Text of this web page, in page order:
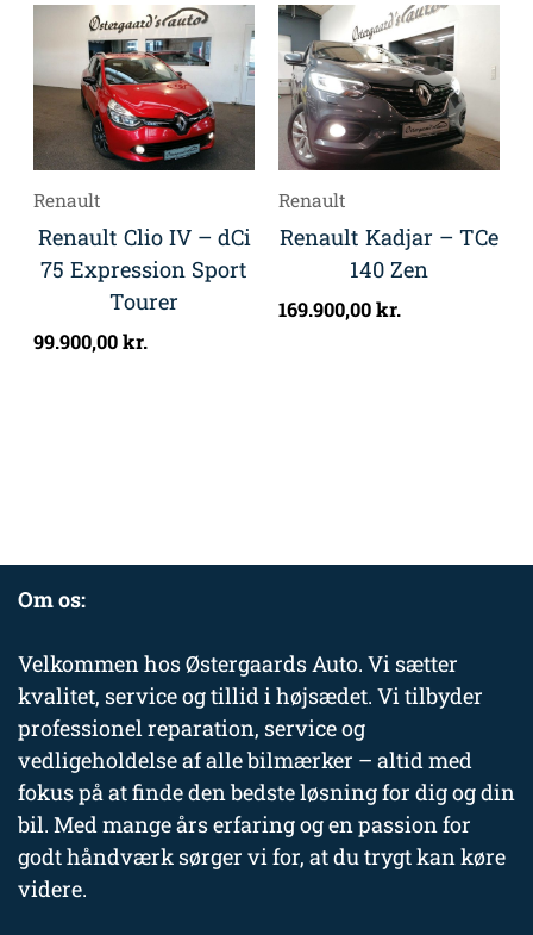
Renault
Renault Clio IV – dCi
75 Expression Sport
Tourer
99.900,00kr.
Renault
Renault Kadjar – TCe
140 Zen
169.900,00kr.
Om os:
Velkommen hos Østergaards Auto. Vi sætter
kvalitet, service og tillid i højsædet. Vi tilbyder
professionel reparation, service og
vedligeholdelse af alle bilmærker – altid med
fokus på at finde den bedste løsning for dig og din
bil. Med mange års erfaring og en passion for
godt håndværk sørger vi for, at du trygt kan køre
videre.